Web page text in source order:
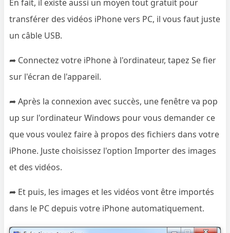
En fait, il existe aussi un moyen tout gratuit pour
transférer des vidéos iPhone vers PC, il vous faut juste
un câble USB.
➦ Connectez votre iPhone à l'ordinateur, tapez Se fier
sur l'écran de l'appareil.
➦ Après la connexion avec succès, une fenêtre va pop
up sur l'ordinateur Windows pour vous demander ce
que vous voulez faire à propos des fichiers dans votre
iPhone. Juste choisissez l'option Importer des images
et des vidéos.
➦ Et puis, les images et les vidéos vont être importés
dans le PC depuis votre iPhone automatiquement.